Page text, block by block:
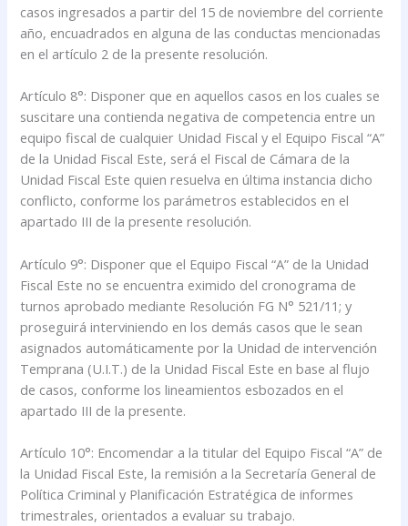
casos ingresados a partir del 15 de noviembre del corriente
año, encuadrados en alguna de las conductas mencionadas
en el artículo 2 de la presente resolución.
Artículo 8°: Disponer que en aquellos casos en los cuales se
suscitare una contienda negativa de competencia entre un
equipo fiscal de cualquier Unidad Fiscal y el Equipo Fiscal “A”
de la Unidad Fiscal Este, será el Fiscal de Cámara de la
Unidad Fiscal Este quien resuelva en última instancia dicho
conflicto, conforme los parámetros establecidos en el
apartado III de la presente resolución.
Artículo 9°: Disponer que el Equipo Fiscal “A” de la Unidad
Fiscal Este no se encuentra eximido del cronograma de
turnos aprobado mediante Resolución FG N° 521/11; y
proseguirá interviniendo en los demás casos que le sean
asignados automáticamente por la Unidad de intervención
Temprana (U.I.T.) de la Unidad Fiscal Este en base al flujo
de casos, conforme los lineamientos esbozados en el
apartado III de la presente.
Artículo 10°: Encomendar a la titular del Equipo Fiscal “A” de
la Unidad Fiscal Este, la remisión a la Secretaría General de
Política Criminal y Planificación Estratégica de informes
trimestrales, orientados a evaluar su trabajo.